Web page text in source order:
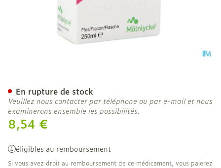
8,54 €
éligibles au remboursement
Si vous avez droit au remboursement de ce médicament, vous paierez
En rupture de stock
Veuillez nous contacter par téléphone ou par e-mail et nous
examinerons ensemble les possibilités.